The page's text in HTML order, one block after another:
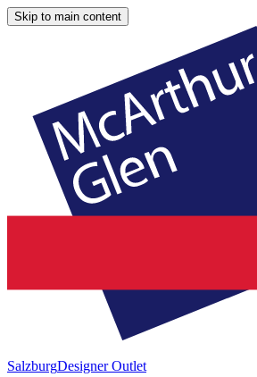
Skip to main content
SalzburgDesigner Outlet